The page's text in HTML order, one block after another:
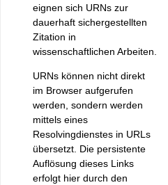
eignen sich URNs zur
dauerhaft sichergestellten
Zitation in
wissenschaftlichen Arbeiten.
URNs können nicht direkt
im Browser aufgerufen
werden, sondern werden
mittels eines
Resolvingdienstes in URLs
übersetzt. Die persistente
Auflösung dieses Links
erfolgt hier durch den